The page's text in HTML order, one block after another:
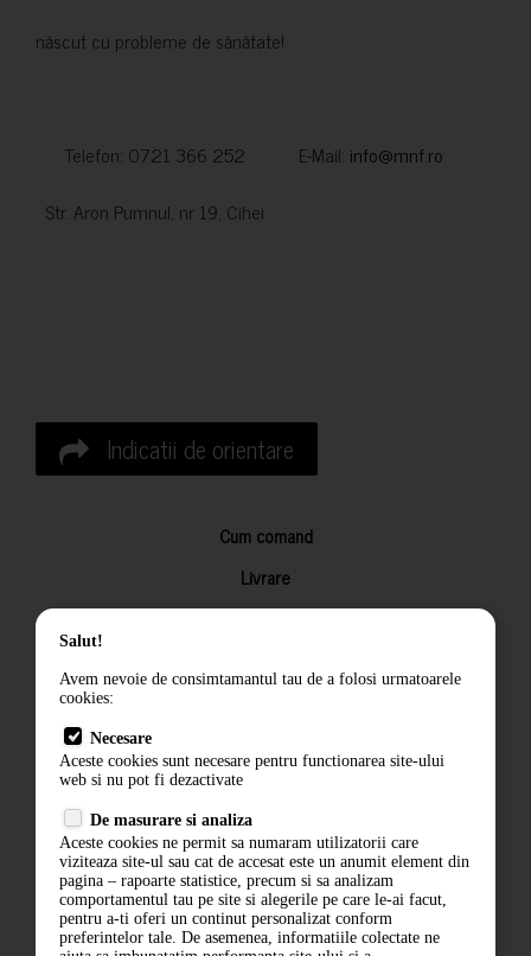
născut cu probleme de sănătate!
Telefon: 0721 366 252 E-Mail: info@mnf.ro
Str. Aron Pumnul, nr 19, Cihei
Indicatii de orientare
Cum comand
Livrare
Returnarea produselor
Termeni si conditii
Politica de confidentialitate
ANPC
Salut!
Avem nevoie de consimtamantul tau de a folosi urmatoarele
cookies:
Necesare
Aceste cookies sunt necesare pentru functionarea site-ului
web si nu pot fi dezactivate
De masurare si analiza
Aceste cookies ne permit sa numaram utilizatorii care
viziteaza site-ul sau cat de accesat este un anumit element din
pagina – rapoarte statistice, precum si sa analizam
comportamentul tau pe site si alegerile pe care le-ai facut,
pentru a-ti oferi un continut personalizat conform
preferintelor tale. De asemenea, informatiile colectate ne